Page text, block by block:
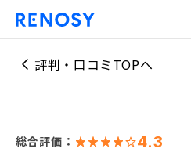
評判・口コミTOPへ
総合評価： 4.3